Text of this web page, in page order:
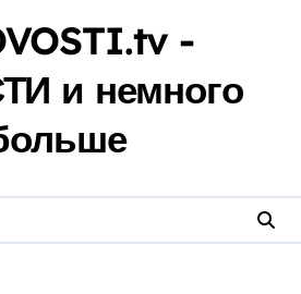
-
и немного